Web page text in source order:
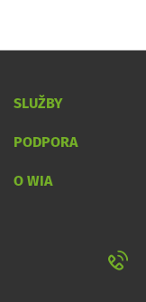
SLUŽBY
PODPORA
O WIA